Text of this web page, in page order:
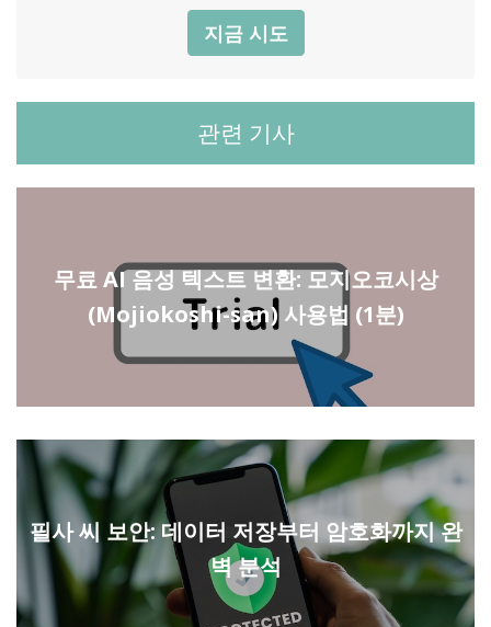
지금 시도
관련 기사
무료 AI 음성 텍스트 변환: 모지오코시상
(Mojiokoshi-san) 사용법 (1분)
필사 씨 보안: 데이터 저장부터 암호화까지 완
벽 분석